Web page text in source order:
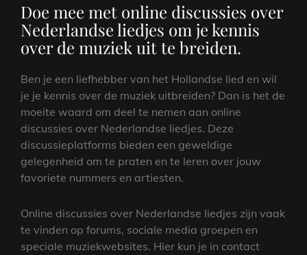
Doe mee met online discussies over
Nederlandse liedjes om je kennis
over de muziek uit te breiden.
Ben je een liefhebber van het Hollandse lied en wil
je je kennis over de muziek uitbreiden? Dan is het de
moeite waard om deel te nemen aan online
discussies over Nederlandse liedjes. Deze
discussieplatforms bieden een geweldige
gelegenheid om te praten en te leren over jouw
favoriete nummers en artiesten.
Online discussies over Nederlandse liedjes zijn vaak
te vinden op forums, sociale media groepen en
speciale muziekwebsites. Hier kun je in contact